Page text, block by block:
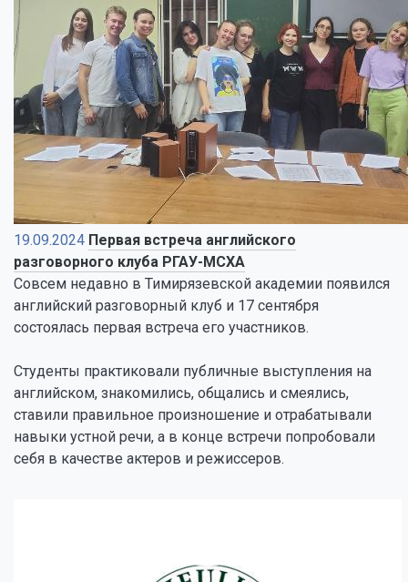
19.09.2024 Первая встреча английского
разговорного клуба РГАУ-МСХА
Совсем недавно в Тимирязевской академии появился
английский разговорный клуб и 17 сентября
состоялась первая встреча его участников.
Студенты практиковали публичные выступления на
английском, знакомились, общались и смеялись,
ставили правильное произношение и отрабатывали
навыки устной речи, а в конце встречи попробовали
себя в качестве актеров и режиссеров.